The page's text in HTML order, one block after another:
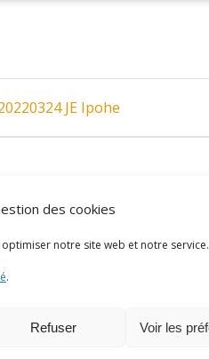
des cookies
notre site web et notre service.
.
Refuser Voir les
JE Ipohe
CNRS|